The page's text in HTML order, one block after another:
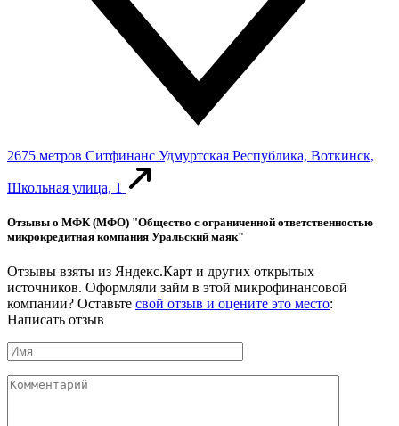
2675 метров Ситфинанс Удмуртская Республика, Воткинск,
Школьная улица, 1
Отзывы о МФК (МФО) "Общество с ограниченной ответственностью
микрокредитная компания Уральский маяк"
Отзывы взяты из Яндекс.Карт и других открытых
источников. Оформляли займ в этой микрофинансовой
компании? Оставьте свой отзыв и оцените это место:
Написать отзыв